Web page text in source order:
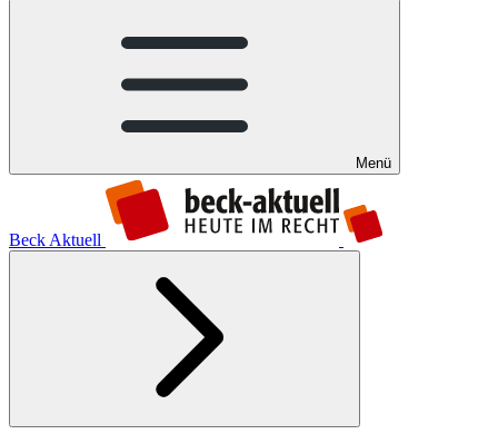
Menü
Beck Aktuell